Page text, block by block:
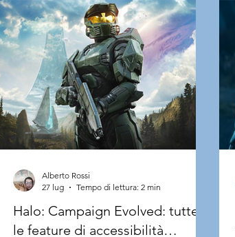
Halo: Campaign Evolved: tutte
le feature di accessibilità
Alberto Rossi
27 lug
Tempo di lettura: 2 min